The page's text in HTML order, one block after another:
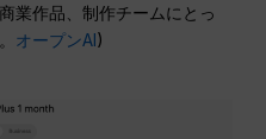
業作品、制作チームにとっ
オープンAI)